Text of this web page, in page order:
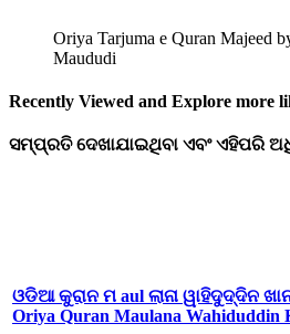
Oriya Tarjuma e Quran Majeed
Maududi
Recently Viewed and Explore more
ସମ୍ପ୍ରତିଦେଖାଯାଇଥିବା ଏବଂଏହିପରି
ଓଡିଆ କୁରାନ ମ aul ଲାନା ୱାହିଦୁଦ୍ଦିନ
Oriya Quran Maulana Wahiduddin